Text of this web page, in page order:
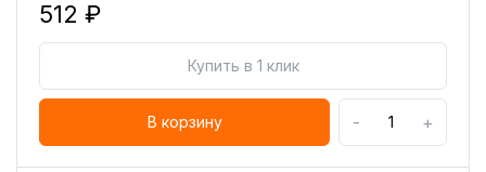
512 ₽
Купить в 1 клик
В корзину - +